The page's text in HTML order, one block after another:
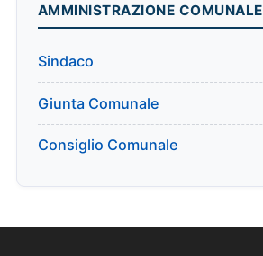
AMMINISTRAZIONE COMUNALE
Sindaco
Giunta Comunale
Consiglio Comunale